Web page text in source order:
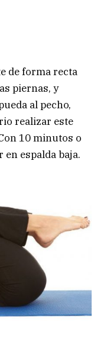
de forma recta
piernas, y
al pecho,
realizar este
10 minutos o
espalda baja.